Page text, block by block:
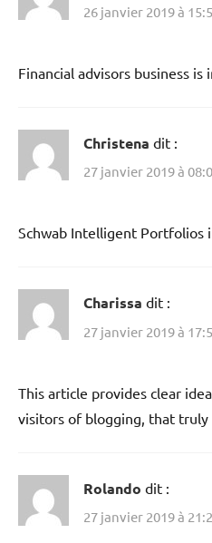
26 janvier 2019 à
Financial advisors business is
Christena dit :
27 janvier 2019 à
Schwab Intelligent Portfolios
Charissa dit :
27 janvier 2019 à
This article provides clear
visitors of blogging, that truly
Rolando dit :
27 janvier 2019 à